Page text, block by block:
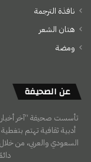
نافذة الترجمة
هتان الشعر
ومضة
عن الصحيفة
أدبية ثقافية تهتم
السعودي والعربي، من